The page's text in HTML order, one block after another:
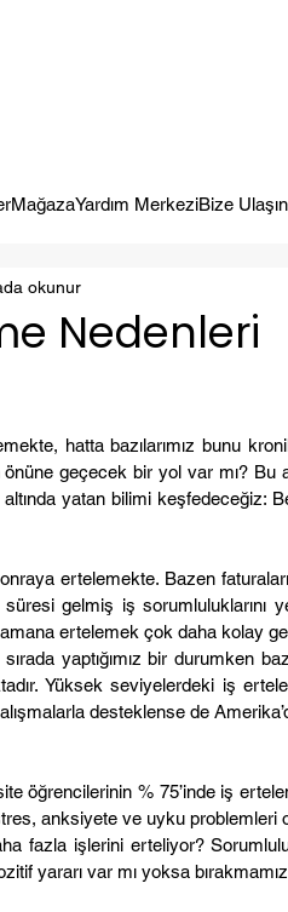
MağazaYardım MerkeziBize Ulaşın
Nedenleri
okunur
hatta bazılarımız bunu
geçecek bir yol var mı? Bu
altında yatan bilimi
ertelemekte. Bazen
gelmiş iş sorumluluklarını
ertelemek çok daha kolay
yaptığımız bir durumken
Yüksek seviyelerdeki iş
desteklense de
öğrencilerinin % 75’inde iş
anksiyete ve uyku problemleri
fazla işlerini erteliyor?
yararı var mı yoksa